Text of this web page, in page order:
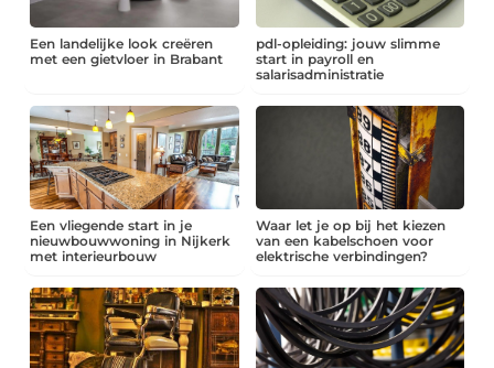
Een landelijke look creëren
met een gietvloer in Brabant
pdl-opleiding: jouw slimme
start in payroll en
salarisadministratie
Een vliegende start in je
nieuwbouwwoning in Nijkerk
met interieurbouw
Waar let je op bij het kiezen
van een kabelschoen voor
elektrische verbindingen?